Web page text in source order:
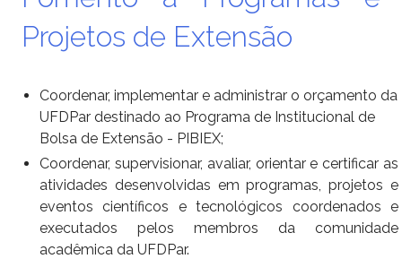
Projetos de Extensão
Coordenar, implementar e administrar o orçamento da
UFDPar destinado ao Programa de Institucional de
Bolsa de Extensão - PIBIEX;
Coordenar, supervisionar, avaliar, orientar e certificar as
atividades desenvolvidas em programas, projetos e
eventoscientíficos e tecnológicos coordenados e
executados pelos membros da comunidade
acadêmica da UFDPar.